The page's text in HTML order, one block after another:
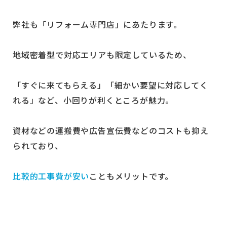
弊社も「リフォーム専門店」にあたります。
地域密着型で対応エリアも限定しているため、
「すぐに来てもらえる」「細かい要望に対応してく
れる」など、小回りが利くところが魅力。
資材などの運搬費や広告宣伝費などのコストも抑え
られており、
比較的工事費が安い こともメリットです。